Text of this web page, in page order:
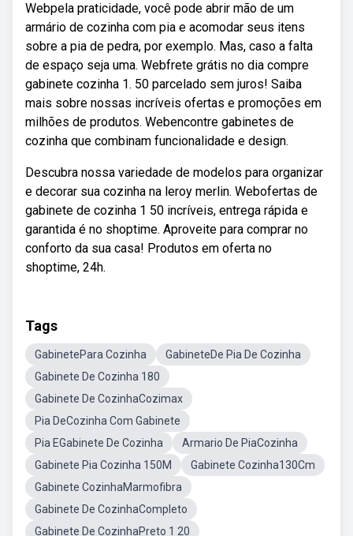
Webpela praticidade, você pode abrir mão de um
armário de cozinha com pia e acomodar seus itens
sobre a pia de pedra, por exemplo. Mas, caso a falta
de espaço seja uma. Webfrete grátis no dia compre
gabinete cozinha 1. 50 parcelado sem juros! Saiba
mais sobre nossas incríveis ofertas e promoções em
milhões de produtos. Webencontre gabinetes de
cozinha que combinam funcionalidade e design.
Descubra nossa variedade de modelos para organizar
e decorar sua cozinha na leroy merlin. Webofertas de
gabinete de cozinha 1 50 incríveis, entrega rápida e
garantida é no shoptime. Aproveite para comprar no
conforto da sua casa! Produtos em oferta no
shoptime, 24h.
Tags
GabinetePara Cozinha
GabineteDe Pia De Cozinha
Gabinete De Cozinha 180
Gabinete De CozinhaCozimax
Pia DeCozinha Com Gabinete
Pia EGabinete De Cozinha
Armario De PiaCozinha
Gabinete Pia Cozinha 150M
Gabinete Cozinha130Cm
Gabinete CozinhaMarmofibra
Gabinete De CozinhaCompleto
Gabinete De CozinhaPreto 1 20